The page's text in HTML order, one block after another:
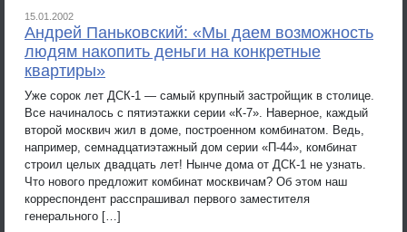
15.01.2002
Андрей Паньковский: «Мы даем возможность
людям накопить деньги на конкретные
квартиры»
Уже сорок лет ДСК-1 — самый крупный застройщик в столице.
Все начиналось с пятиэтажки серии «К-7». Наверное, каждый
второй москвич жил в доме, построенном комбинатом. Ведь,
например, семнадцатиэтажный дом серии «П-44», комбинат
строил целых двадцать лет! Нынче дома от ДСК-1 не узнать.
Что нового предложит комбинат москвичам? Об этом наш
корреспондент расспрашивал первого заместителя
генерального […]